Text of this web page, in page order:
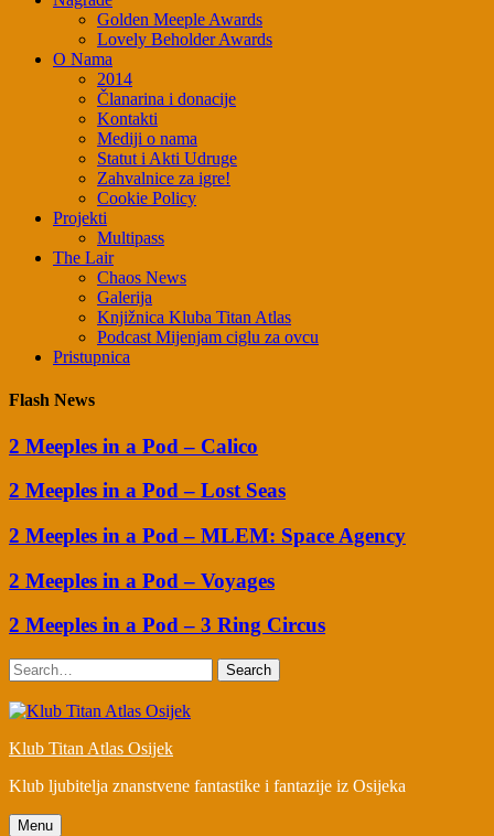
Golden Meeple Awards
Lovely Beholder Awards
O Nama
2014
Članarina i donacije
Kontakti
Mediji o nama
Statut i Akti Udruge
Zahvalnice za igre!
Cookie Policy
Projekti
Multipass
The Lair
Chaos News
Galerija
Knjižnica Kluba Titan Atlas
Podcast Mijenjam ciglu za ovcu
Pristupnica
Flash News
2 Meeples in a Pod – Calico
2 Meeples in a Pod – Lost Seas
2 Meeples in a Pod – MLEM: Space Agency
2 Meeples in a Pod – Voyages
2 Meeples in a Pod – 3 Ring Circus
Search
Klub Titan Atlas Osijek
Klub ljubitelja znanstvene fantastike i fantazije iz Osijeka
Menu